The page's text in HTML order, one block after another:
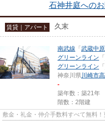
石神井庭への
賃貸｜アパート 久末
南武線 「 武蔵中原
グリーンライン 「
グリーンライン 「
神奈川県川崎市
-
築年数：築21年
階数：2階建
敷金・礼金・仲介手数料すべて無料